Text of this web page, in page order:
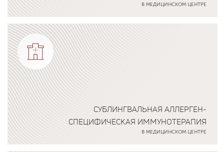
В МЕДИЦИНСКОМ ЦЕНТРЕ
Подробнее о программе
СУБЛИНГВАЛЬНАЯ АЛЛЕРГЕН-
СПЕЦИФИЧЕСКАЯ ИММУНОТЕРАПИЯ
В МЕДИЦИНСКОМ ЦЕНТРЕ